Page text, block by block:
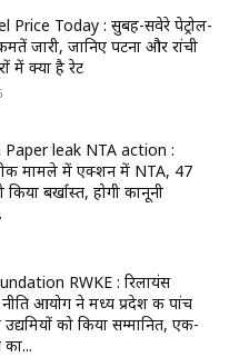
Price Today : सुबह-सवेरे पेट्रोल-
जारी, जानिए पटना और रांची
में क्या है रेट
Paper leak NTA action :
मामले में एक्शन में NTA, 47
किया बर्खास्त, होगी कानूनी
RWKE : रिलायंस
आयोग ने मध्य प्रदेश की पांच
उद्यमियों को किया सम्मानित, एक-